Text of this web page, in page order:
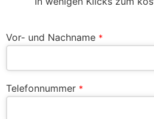
Vor- und Nachname *
Telefonnummer *